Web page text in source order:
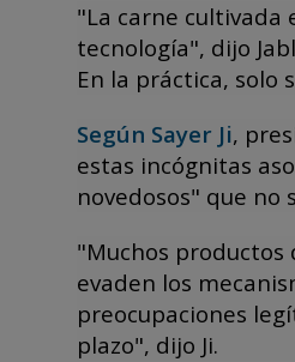
"La carne cultivada
tecnología", dijo
En la práctica, solo
Según Sayer Ji,
estas incógnitas
novedosos" que
"Muchos
evaden los
preocupaciones
plazo", dijo Ji.